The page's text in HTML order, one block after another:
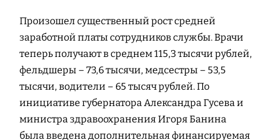
Произошел существенный рост средней
заработной платы сотрудников службы. Врачи
теперь получают в среднем 115,3 тысячи рублей,
фельдшеры – 73,6 тысячи, медсестры – 53,5
тысячи, водители – 65 тысяч рублей. По
инициативе губернатора Александра Гусева и
министра здравоохранения Игоря Банина
была введена дополнительная финансируемая